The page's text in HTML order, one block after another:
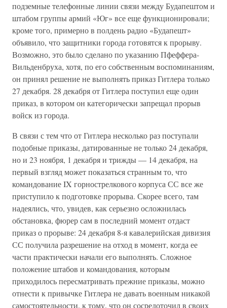
подземные телефонные линии связи между Будапештом и
штабом группы армий «Юг» все еще функционировали;
кроме того, примерно в полдень радио «Будапешт»
объявило, что защитники города готовятся к прорыву.
Возможно, это было сделано по указанию Пфеффера-
Вильденбруха, хотя, по его собственным воспоминаниям,
он принял решение не выполнять приказ Гитлера только
27 декабря. 28 декабря от Гитлера поступил еще один
приказ, в котором он категорически запрещал прорыв
войск из города.
В связи с тем что от Гитлера несколько раз поступали
подобные приказы, датированные не только 24 декабря,
но и 23 ноября, 1 декабря и трижды — 14 декабря, на
первый взгляд может показаться странным то, что
командование IX горнострелкового корпуса СС все же
приступило к подготовке прорыва. Скорее всего, там
надеялись, что, увидев, как серьезно осложнилась
обстановка, фюрер сам в последний момент отдаст
приказ о прорыве: 24 декабря 8-я кавалерийская дивизия
СС получила разрешение на отход в момент, когда ее
части практически начали его выполнять. Сложное
положение штабов и командования, которым
приходилось пересматривать прежние приказы, можно
отнести к привычке Гитлера не давать военным никакой
самостоятельности, к тому, что он сосредоточил в своих